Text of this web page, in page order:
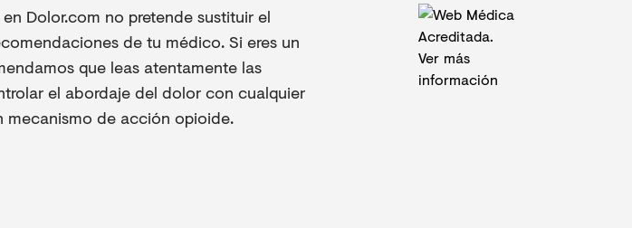
Dolor.com no pretende sustituir el
de tu médico. Si eres un
que leas atentamente las
el abordaje del dolor con cualquier
de acción opioide.